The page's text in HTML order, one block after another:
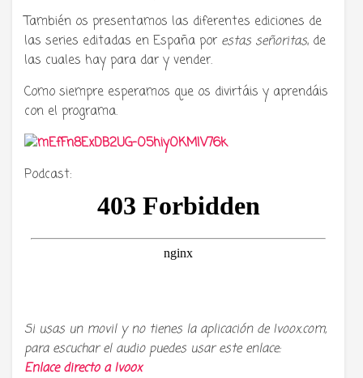
También os presentamos las diferentes ediciones de
las series editadas en España por estas señoritas, de
las cuales hay para dar y vender.
Como siempre esperamos que os divirtáis y aprendáis
con el programa.
Podcast:
Si usas un movil y no tienes la aplicación de Ivoox.com,
para escuchar el audio puedes usar este enlace:
Enlace directo aIvoox